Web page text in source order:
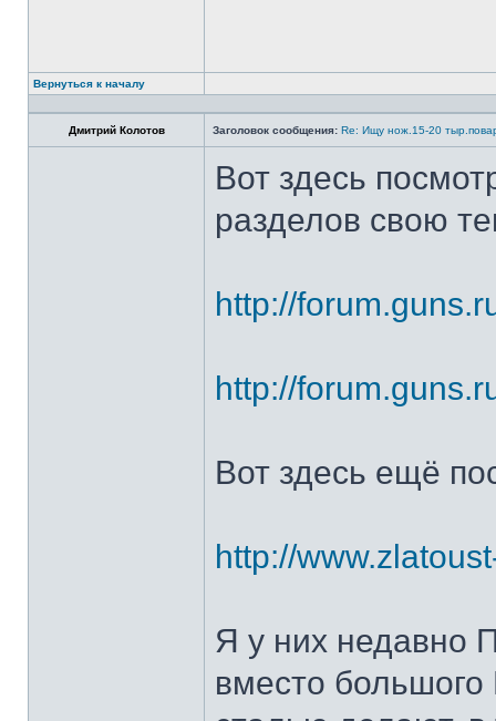
Вернуться к началу
Дмитрий Колотов Заголовок сообщения: Re: Ищу нож.15-20
Вот здесь
разделов свою
http://
http://
Вот здесь ещё
http://
Я у них недавно
вместо